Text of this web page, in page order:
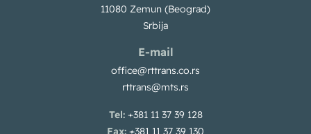
11080 Zemun (Beograd)
Srbija
E-mail
office@rttrans.co.rs
rttrans@mts.rs
Tel:+381 11 37 39 128
Fax: +381 11 37 39 130